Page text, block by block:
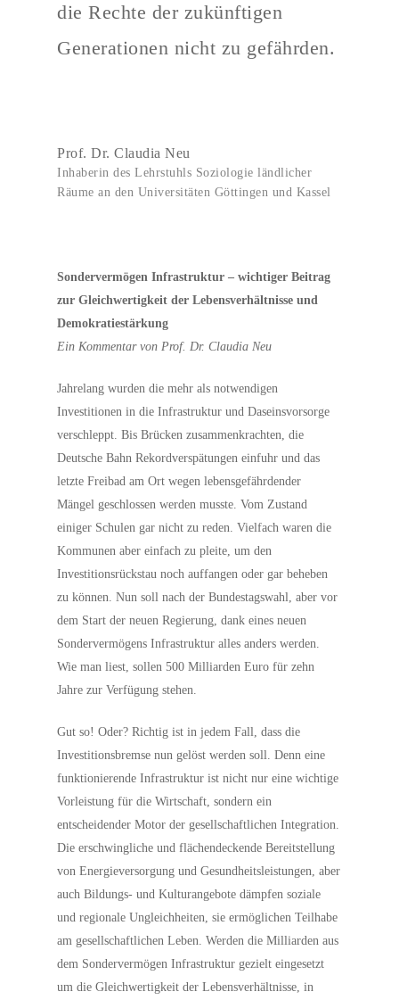
die Rechte der zukünftigen
Generationen nicht zu gefährden.
Prof. Dr. Claudia Neu
Inhaberin des Lehrstuhls Soziologie ländlicher
Räume an den Universitäten Göttingen und Kassel
Sondervermögen Infrastruktur – wichtiger Beitrag
zur Gleichwertigkeit der Lebensverhältnisse und
Demokratiestärkung
Ein Kommentar von Prof. Dr. Claudia Neu
Jahrelang wurden die mehr als notwendigen
Investitionen in die Infrastruktur und Daseinsvorsorge
verschleppt. Bis Brücken zusammenkrachten, die
Deutsche Bahn Rekordverspätungen einfuhr und das
letzte Freibad am Ort wegen lebensgefährdender
Mängel geschlossen werden musste. Vom Zustand
einiger Schulen gar nicht zu reden. Vielfach waren die
Kommunen aber einfach zu pleite, um den
Investitionsrückstau noch auffangen oder gar beheben
zu können. Nun soll nach der Bundestagswahl, aber vor
dem Start der neuen Regierung, dank eines neuen
Sondervermögens Infrastruktur alles anders werden.
Wie man liest, sollen 500 Milliarden Euro für zehn
Jahre zur Verfügung stehen.
Gut so! Oder? Richtig ist in jedem Fall, dass die
Investitionsbremse nun gelöst werden soll. Denn eine
funktionierende Infrastruktur ist nicht nur eine wichtige
Vorleistung für die Wirtschaft, sondern ein
entscheidender Motor der gesellschaftlichen Integration.
Die erschwingliche und flächendeckende Bereitstellung
von Energieversorgung und Gesundheitsleistungen, aber
auch Bildungs- und Kulturangebote dämpfen soziale
und regionale Ungleichheiten, sie ermöglichen Teilhabe
am gesellschaftlichen Leben. Werden die Milliarden aus
dem Sondervermögen Infrastruktur gezielt eingesetzt
um die Gleichwertigkeit der Lebensverhältnisse, in